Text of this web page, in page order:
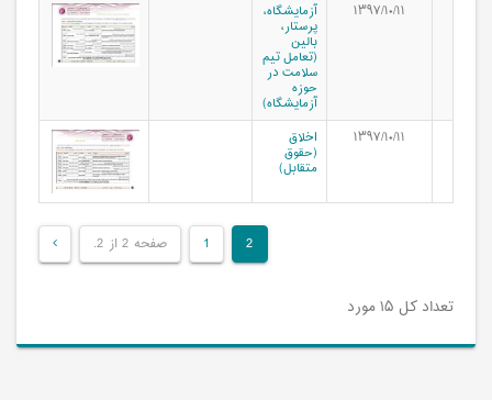
۱۳۹۷/۱۰/۱۱
آزمایشگاه،
پرستار،
بالین
(تعامل تیم
سلامت در
حوزه
آزمایشگاه)
۱۳۹۷/۱۰/۱۱
اخلاق
(حقوق
متقابل)
صفحه 2 از 2. 1 2
تعداد کل ۱۵ مورد